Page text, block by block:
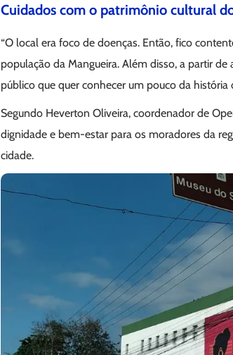
Cuidados com o patrimônio cultural
“O local era foco de doenças. Então, fico
população da Mangueira. Além disso, a partir
público que quer conhecer um pouco da
Segundo Heverton Oliveira, coordenador de
dignidade e bem-estar para os moradores da
cidade.